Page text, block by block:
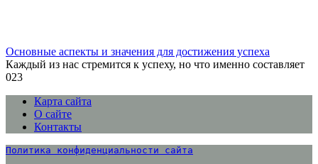
Основные аспекты и значения для достижения успеха
Каждый из нас стремится к успеху, но что именно составляет
023
Карта сайта
О сайте
Контакты
Политика конфиденциальности сайта